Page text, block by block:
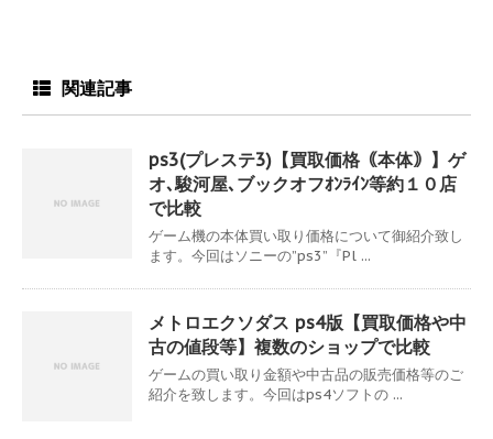
関連記事
ps3(プレステ3)【買取価格｟本体｠】ゲ
オ､駿河屋､ブックオフｵﾝﾗｲﾝ等約１０店
で比較
ゲーム機の本体買い取り価格について御紹介致し
ます。今回はソニーの”ps3”『Pl ...
メトロエクソダス ps4版【買取価格や中
古の値段等】複数のショップで比較
ゲームの買い取り金額や中古品の販売価格等のご
紹介を致します。今回はps4ソフトの ...